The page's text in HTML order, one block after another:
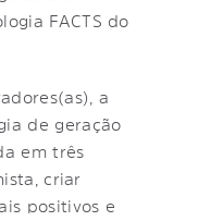
FACTS do
a
de geração
em três
criar
positivos e